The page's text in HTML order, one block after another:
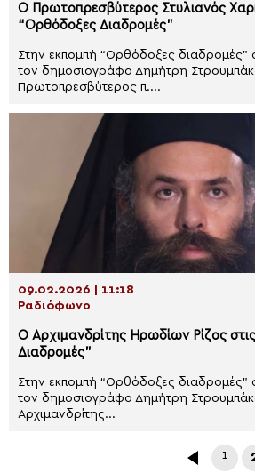
Ο Πρωτοπρεσβύτερος Στυλιανός
“Ορθόδοξες Διαδρομές”
Στην εκπομπή “Ορθόδοξες διαδρομές”
τον δημοσιογράφο Δημήτρη
Πρωτοπρεσβύτερος π....
09.02.2026 | 11:18
Ραδιόφωνο
Ο Αρχιμανδρίτης Ηρωδίων Ρίζος
Διαδρομές”
Στην εκπομπή “Ορθόδοξες διαδρομές”
τον δημοσιογράφο Δημήτρη
Αρχιμανδρίτης...
1